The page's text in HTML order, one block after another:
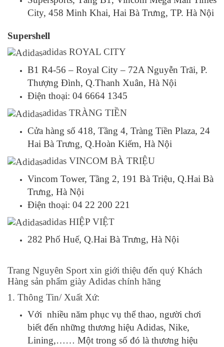
City, 458 Minh Khai, Hai Bà Trưng, TP. Hà Nội
Supershell
adidas ROYAL CITY
B1 R4-56 – Royal City – 72A Nguyễn Trãi, P.
Thượng Đình, Q.Thanh Xuân, Hà Nội
Điện thoại: 04 6664 1345
adidas TRÀNG TIỀN
Cửa hàng số 418, Tầng 4, Tràng Tiền Plaza, 24
Hai Bà Trưng, Q.Hoàn Kiếm, Hà Nội
adidas VINCOM BÀ TRIỆU
Vincom Tower, Tầng 2, 191 Bà Triệu, Q.Hai Bà
Trưng, Hà Nội
Điện thoại: 04 22 200 221
adidas HIỆP VIỆT
282 Phố Huế, Q.Hai Bà Trưng, Hà Nội
Trang Nguyên Sport xin giới thiệu đến quý Khách
Hàng sản phẩm giày Adidas chính hãng
1. Thông Tin/ Xuất Xứ:
Với nhiều năm phục vụ thể thao, người chơi
biết đến những thương hiệu Adidas, Nike,
Lining,…… Một trong số đó là thương hiệu